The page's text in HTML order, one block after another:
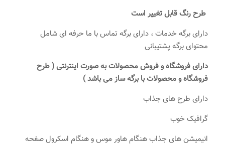
طرح رنگ قابل تغییر است
دارای برگه خدمات ، دارای برگه تماس با ما حرفه ای شامل
محتوای برگه پشتیبانی
دارای فروشگاه و فروش محصولات به صورت اینترنتی ( طرح
فروشگاه و محصولات با برگه ساز می باشد )
دارای طرح های جذاب
گرافیک خوب
انیمیشن های جذاب هنگام هاور موس و هنگام اسکرول صفحه